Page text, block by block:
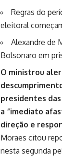
Regras do
eleitoral
Alexandre de
Bolsonaro em
O ministrou
presidentes
a “imediato
direção e
Moraes citou
nesta segunda